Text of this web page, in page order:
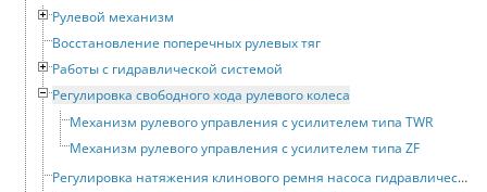
Рулевой механизм
Восстановление поперечных рулевых тяг
Работы с гидравлической системой
Регулировка свободного хода рулевого колеса
Механизм рулевого управления с усилителем типа TWR
Механизм рулевого управления с усилителем типа ZF
Регулировка натяжения клинового ремня насоса гидравлического усилителя рулевого привода